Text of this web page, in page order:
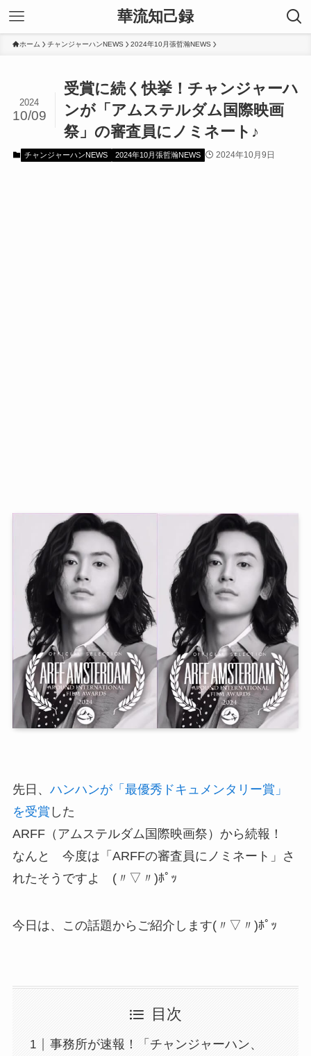
華流知己録
ホーム チャンジャーハンNEWS 2024年10月張哲瀚NEWS
受賞に続く快挙！チャンジャーハ
ンが「アムステルダム国際映画
祭」の審査員にノミネート♪
2024
10/09
チャンジャーハンNEWS 2024年10月張哲瀚NEWS 2024年10月9日
先日、 ハンハンが「最優秀ドキュメンタリー賞」
を受賞 した
ARFF（アムステルダム国際映画祭）から続報！
なんと 今度は「ARFFの審査員にノミネート」さ
れたそうですよ (〃▽〃)ﾎﾟｯ
今日は、この話題からご紹介します(〃▽〃)ﾎﾟｯ
目次
事務所が速報！「チャンジャーハン、